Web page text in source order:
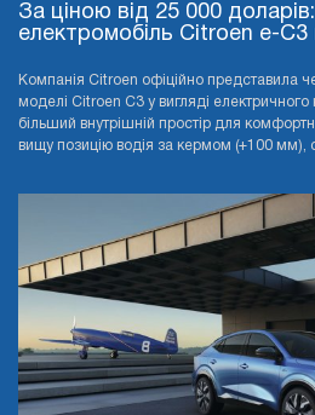
За ціною від 25 000
електромобіль Citroen e-C3
Компанія Citroen офіційно представила
моделі Citroen C3 у вигляді
більший внутрішній простір для
вищу позицію водія за кермом (+100 мм),